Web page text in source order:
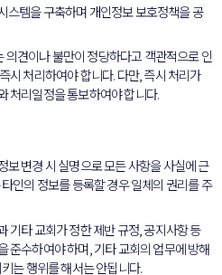
스템을 구축하며 개인정보 보호정책을 공
견이나 불만이 정당하다고 객관적으로 인
시 처리하여야 합니다. 다만, 즉시 처리가
처리일정을 통보하여야 합니다.
보 변경 시 실명으로 모든 사항을 사실에 근
인의 정보를 등록할 경우 일체의 권리를 주
기타 교회가 정한 제반 규정, 공지사항 등
준수하여야 하며, 기타 교회의 업무에 방해
는 행위를 해서는 안됩니다.